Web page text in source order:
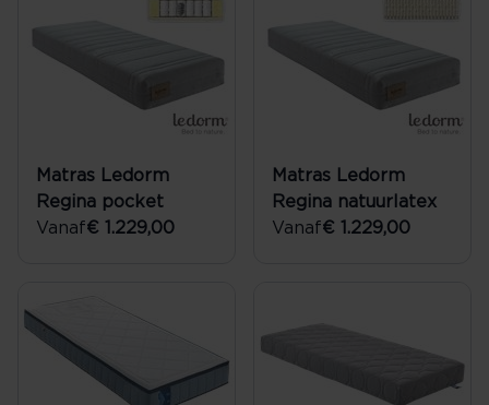
Matras Ledorm
Regina pocket
Vanaf€ 1.229,00
Matras Ledorm
Regina natuurlatex
Vanaf€ 1.229,00